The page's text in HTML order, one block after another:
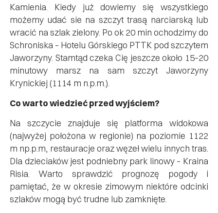
Kamienia. Kiedy już dowiemy się wszystkiego
możemy udać sie na szczyt trasą narciarską lub
wracić na szlak zielony. Po ok 20 min ochodzimy do
Schroniska – Hotelu Górskiego PTTK pod szczytem
Jaworzyny. Stamtąd czeka Cię jeszcze około 15–20
minutowy marsz na sam szczyt Jaworzyny
Krynickiej (1114 m n.p.m.).
Co warto wiedzieć przed wyjściem?
Na szczycie znajduje się platforma widokowa
(najwyżej położona w regionie) na poziomie 1122
m np.p.m, restauracje oraz węzeł wielu innych tras.
Dla dzieciaków jest podniebny park linowy – Kraina
Risia. Warto sprawdzić prognozę pogody i
pamiętać, że w okresie zimowym niektóre odcinki
szlaków mogą być trudne lub zamknięte.